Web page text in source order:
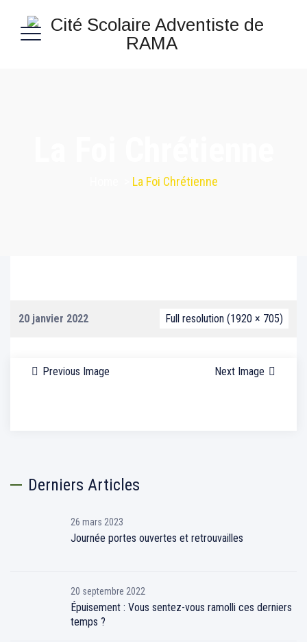
La Foi Chrétienne
20 janvier 2022 Full resolution (1920 × 705)
Previous Image Next Image
Derniers Articles
26 mars 2023
Journée portes ouvertes et retrouvailles
20 septembre 2022
Épuisement : Vous sentez-vous ramolli ces derniers
temps ?